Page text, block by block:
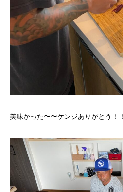
美味かった〜〜ケンジありがとう！！